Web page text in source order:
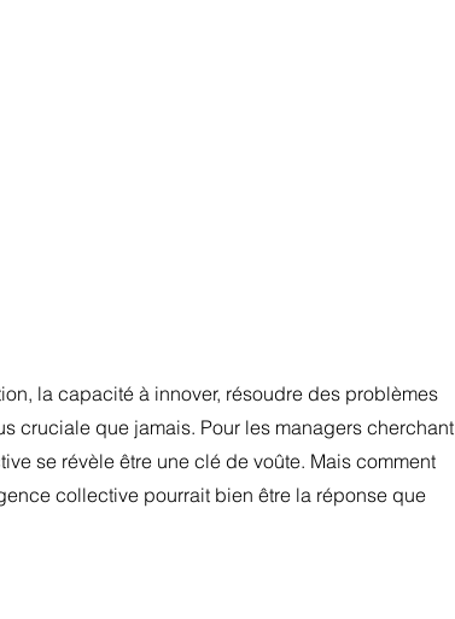
la capacité à innover, résoudre des problèmes
cruciale que jamais. Pour les managers cherchant
se révèle être une clé de voûte. Mais comment
collective pourrait bien être la réponse que